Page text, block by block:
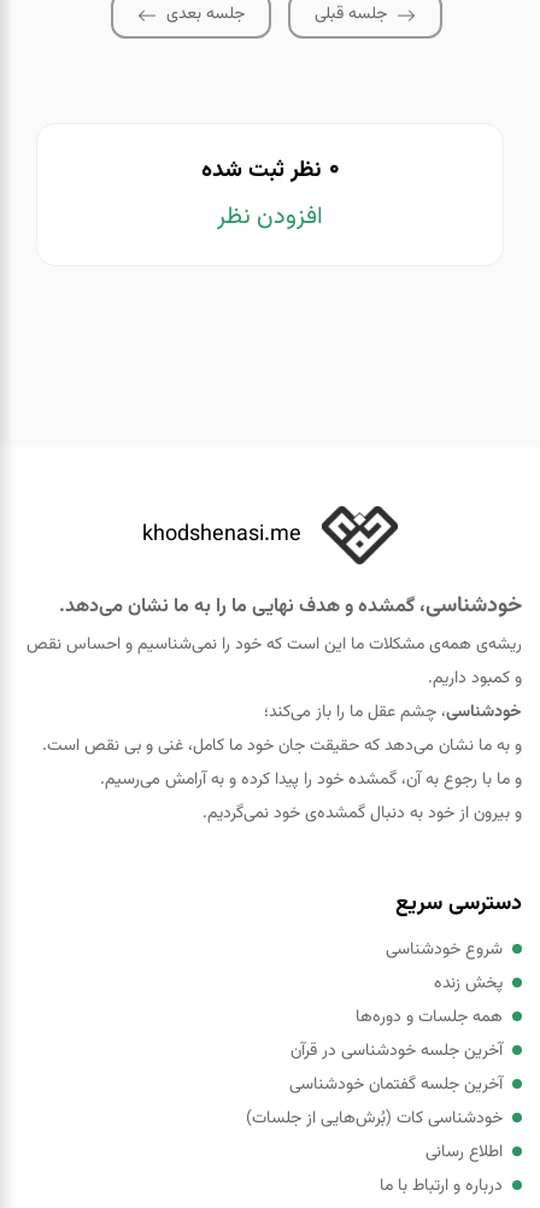
جلسه قبلی جلسه بعدی
0 نظر ثبت شده
افزودن نظر
khodshenasi.me
خودشناسی، گمشده و هدف نهایی ما را به ما نشان می‌دهد.
ریشه‌ی همه‌ی مشکلات ما این است که خود را نمی‌شناسیم و احساس نقص
و کمبود داریم.
خودشناسی، چشم عقل ما را باز می‌کند؛
و به ما نشان می‌دهد که حقيقت جان خود ما کامل، غنی و بی نقص است.
و ما با رجوع به آن، گمشده خود را پيدا کرده و به آرامش می‌رسیم.
و بیرون از خود به دنبال گمشده‌ی خود نمی‌گردیم.
دسترسی سریع
شروع خودشناسی
پخش زنده
همه جلسات و دوره‌ها
آخرین جلسه خودشناسی در قرآن
آخرین جلسه گفتمان خودشناسی
خودشناسی کات (بُرش‌هایی از جلسات)
اطلاع رسانی
درباره و ارتباط با ما